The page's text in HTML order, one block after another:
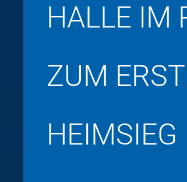
HALLE IM
ZUM
HEIMSIEG